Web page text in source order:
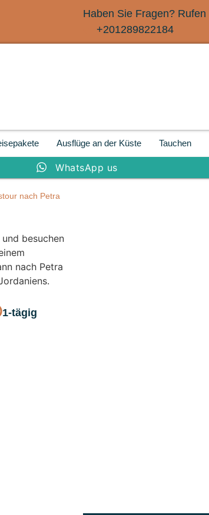
Haben Sie Fragen?
+201289822184
Ausflüge an der Küste Tauchen
WhatsApp us
nach Petra
besuchen
nach Petra
1-tägig